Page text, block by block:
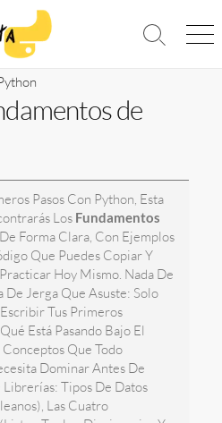
Alternar
de
Pasos Con Python, Esta
Los Fundamentos
Forma Clara, Con Ejemplos
Que Puedes Copiar Y
Hoy Mismo. Nada De
De Jerga Que Asuste: Solo
Tus Primeros
Está Pasando Bajo El
Que Todo
Dominar Antes De
Tipos De Datos
Las Cuatro